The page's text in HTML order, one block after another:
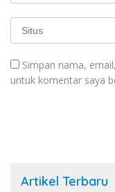
Simpan nama,
untuk komentar saya
Artikel Terbaru